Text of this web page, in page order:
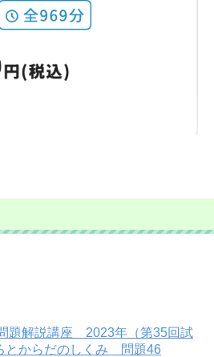
題解説講座 2023年（第35回試
からだのしくみ 問題46